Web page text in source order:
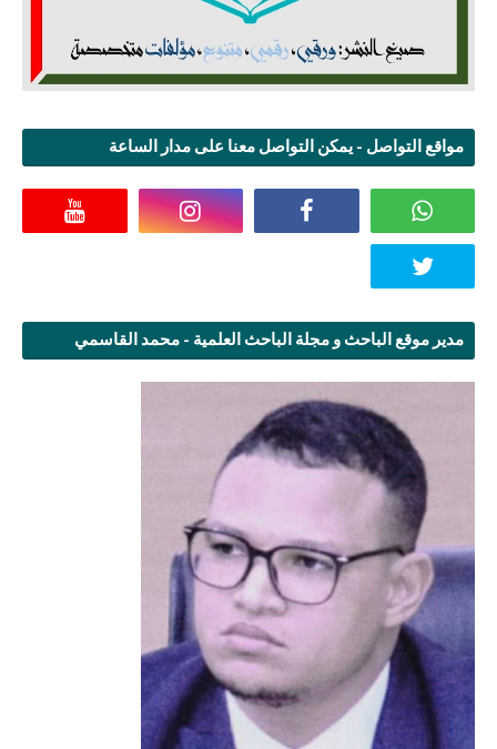
مواقع التواصل - يمكن التواصل معنا على مدار الساعة
مدير موقع الباحث و مجلة الباحث العلمية - محمد القاسمي